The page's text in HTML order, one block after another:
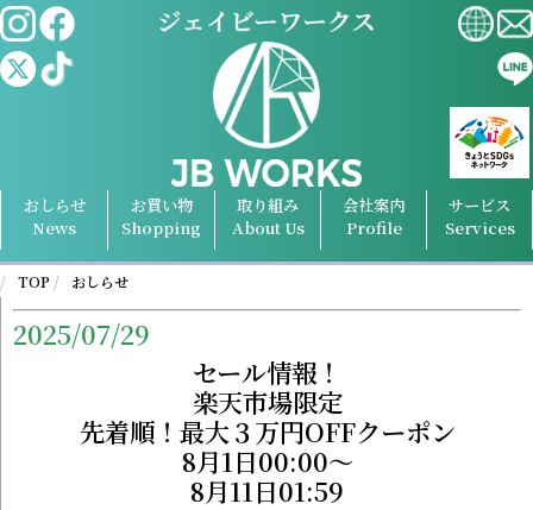
おしらせ
News
お買い物
Shopping
取り組み
About Us
会社案内
Profile
サービス
Services
TOP おしらせ
2025/07/29
セール情報！
楽天市場限定
先着順！最大３万円OFFクーポン
8月1日00:00～
8月11日01:59